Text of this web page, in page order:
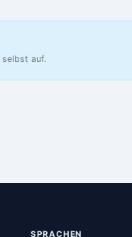
selbst auf.
SPRACHEN